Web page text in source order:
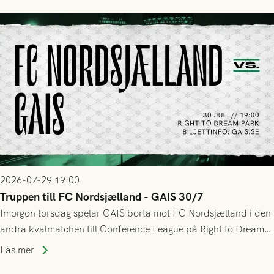
tennissiffror och det grönsvarta europaäventyret tog slut.
2026-07-29 19:00
Truppen till FC Nordsjælland - GAIS 30/7
Imorgon torsdag spelar GAIS borta mot FC Nordsjælland i den
andra kvalmatchen till Conference League på Right to Dream
Park! Fredrik Holmberg och ledarstaben har tagit ut följande
Läs mer